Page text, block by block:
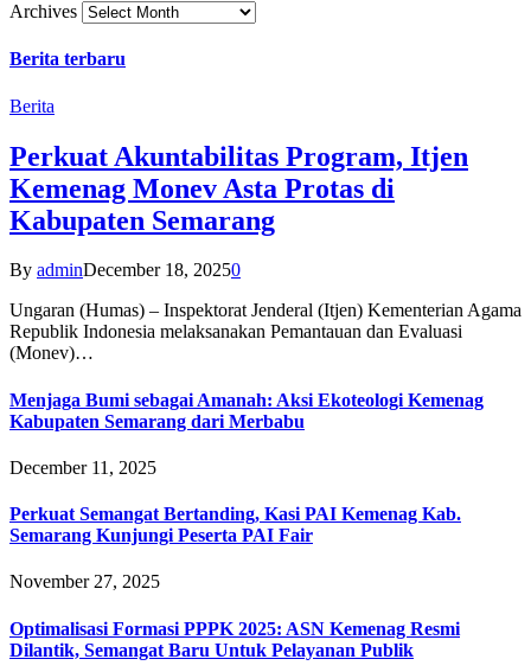
Archives
Berita terbaru
Berita
Perkuat Akuntabilitas Program, Itjen
Kemenag Monev Asta Protas di
Kabupaten Semarang
By adminDecember 18, 20250
Ungaran (Humas) – Inspektorat Jenderal (Itjen) Kementerian Agama
Republik Indonesia melaksanakan Pemantauan dan Evaluasi
(Monev)…
Menjaga Bumi sebagai Amanah: Aksi Ekoteologi Kemenag
Kabupaten Semarang dari Merbabu
December 11, 2025
Perkuat Semangat Bertanding, Kasi PAI Kemenag Kab.
Semarang Kunjungi Peserta PAI Fair
November 27, 2025
Optimalisasi Formasi PPPK 2025: ASN Kemenag Resmi
Dilantik, Semangat Baru Untuk Pelayanan Publik